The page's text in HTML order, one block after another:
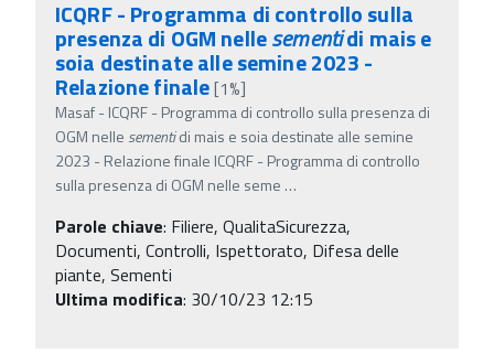
ICQRF - Programma di controllo sulla
presenza di OGM nellesementidi mais e
soia destinate alle semine 2023 -
Relazione finale[1%]
Masaf - ICQRF - Programma di controllo sulla presenza di
OGM nelle sementidi mais e soia destinate alle semine
2023 - Relazione finale ICQRF - Programma di controllo
sulla presenza di OGM nelle seme …
Parole chiave: Filiere, QualitaSicurezza,
Documenti, Controlli, Ispettorato, Difesa delle
piante, Sementi
Ultima modifica: 30/10/23 12:15